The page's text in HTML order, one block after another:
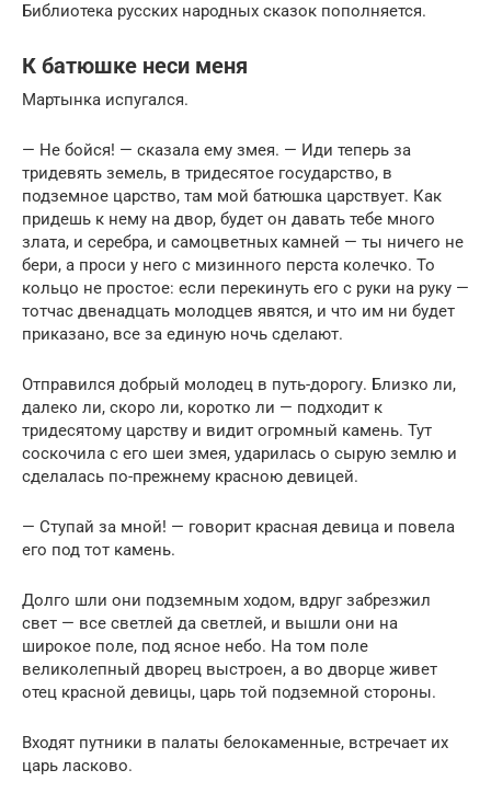
Библиотека русских народных сказок пополняется.
К батюшке неси меня
Мартынка испугался.
— Не бойся! — сказала ему змея. — Иди теперь за
тридевять земель, в тридесятое государство, в
подземное царство, там мой батюшка царствует. Как
придешь к нему на двор, будет он давать тебе много
злата, и серебра, и самоцветных камней — ты ничего не
бери, а проси у него с мизинного перста колечко. То
кольцо не простое: если перекинуть его с руки на руку —
тотчас двенадцать молодцев явятся, и что им ни будет
приказано, все за единую ночь сделают.
Отправился добрый молодец в путь-дорогу. Близко ли,
далеко ли, скоро ли, коротко ли — подходит к
тридесятому царству и видит огромный камень. Тут
соскочила с его шеи змея, ударилась о сырую землю и
сделалась по-прежнему красною девицей.
— Ступай за мной! — говорит красная девица и повела
его под тот камень.
Долго шли они подземным ходом, вдруг забрезжил
свет — все светлей да светлей, и вышли они на
широкое поле, под ясное небо. На том поле
великолепный дворец выстроен, а во дворце живет
отец красной девицы, царь той подземной стороны.
Входят путники в палаты белокаменные, встречает их
царь ласково.